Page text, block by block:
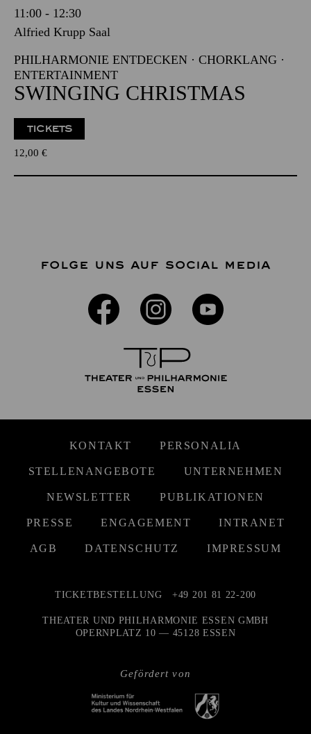
11:00 - 12:30
Alfried Krupp Saal
PHILHARMONIE ENTDECKEN · CHORKLANG ·
ENTERTAINMENT
SWINGING CHRISTMAS
TICKETS
12,00 €
FOLGE UNS AUF SOCIAL MEDIA
KONTAKT PERSONALIA
STELLENANGEBOTE UNTERNEHMEN
NEWSLETTER PUBLIKATIONEN
PRESSE ENGAGEMENT INTRANET
AGB DATENSCHUTZ IMPRESSUM
Gefördert von
TICKETBESTELLUNG +49 201 81 22-200
THEATER UND PHILHARMONIE ESSEN GMBH
OPERNPLATZ 10 — 45128 ESSEN